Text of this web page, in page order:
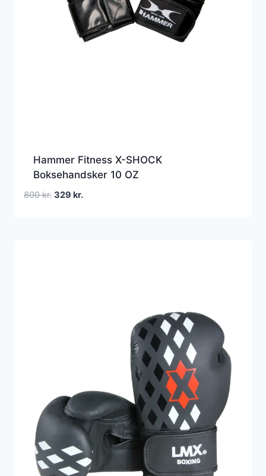
Hammer Fitness X-SHOCK
Boksehandsker 10 OZ
800kr. Den
329 kr.Den